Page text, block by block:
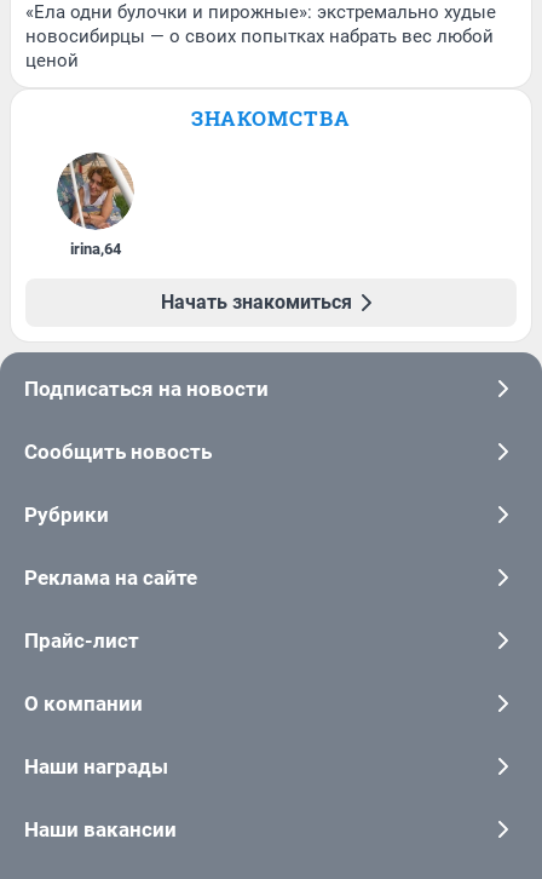
«Ела одни булочки и пирожные»: экстремально худые
новосибирцы — о своих попытках набрать вес любой
ценой
ЗНАКОМСТВА
irina,64
Начать знакомиться
Подписаться на новости
Сообщить новость
Рубрики
Реклама на сайте
Прайс-лист
О компании
Наши награды
Наши вакансии